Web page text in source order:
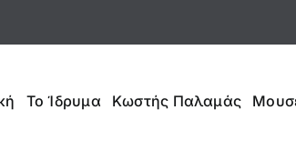
Το Ίδρυμα Κωστής Παλαμάς